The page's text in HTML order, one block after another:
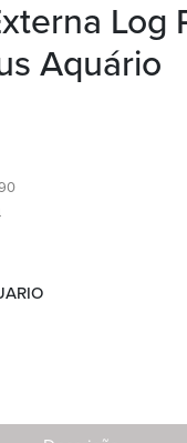
Log
Aquário